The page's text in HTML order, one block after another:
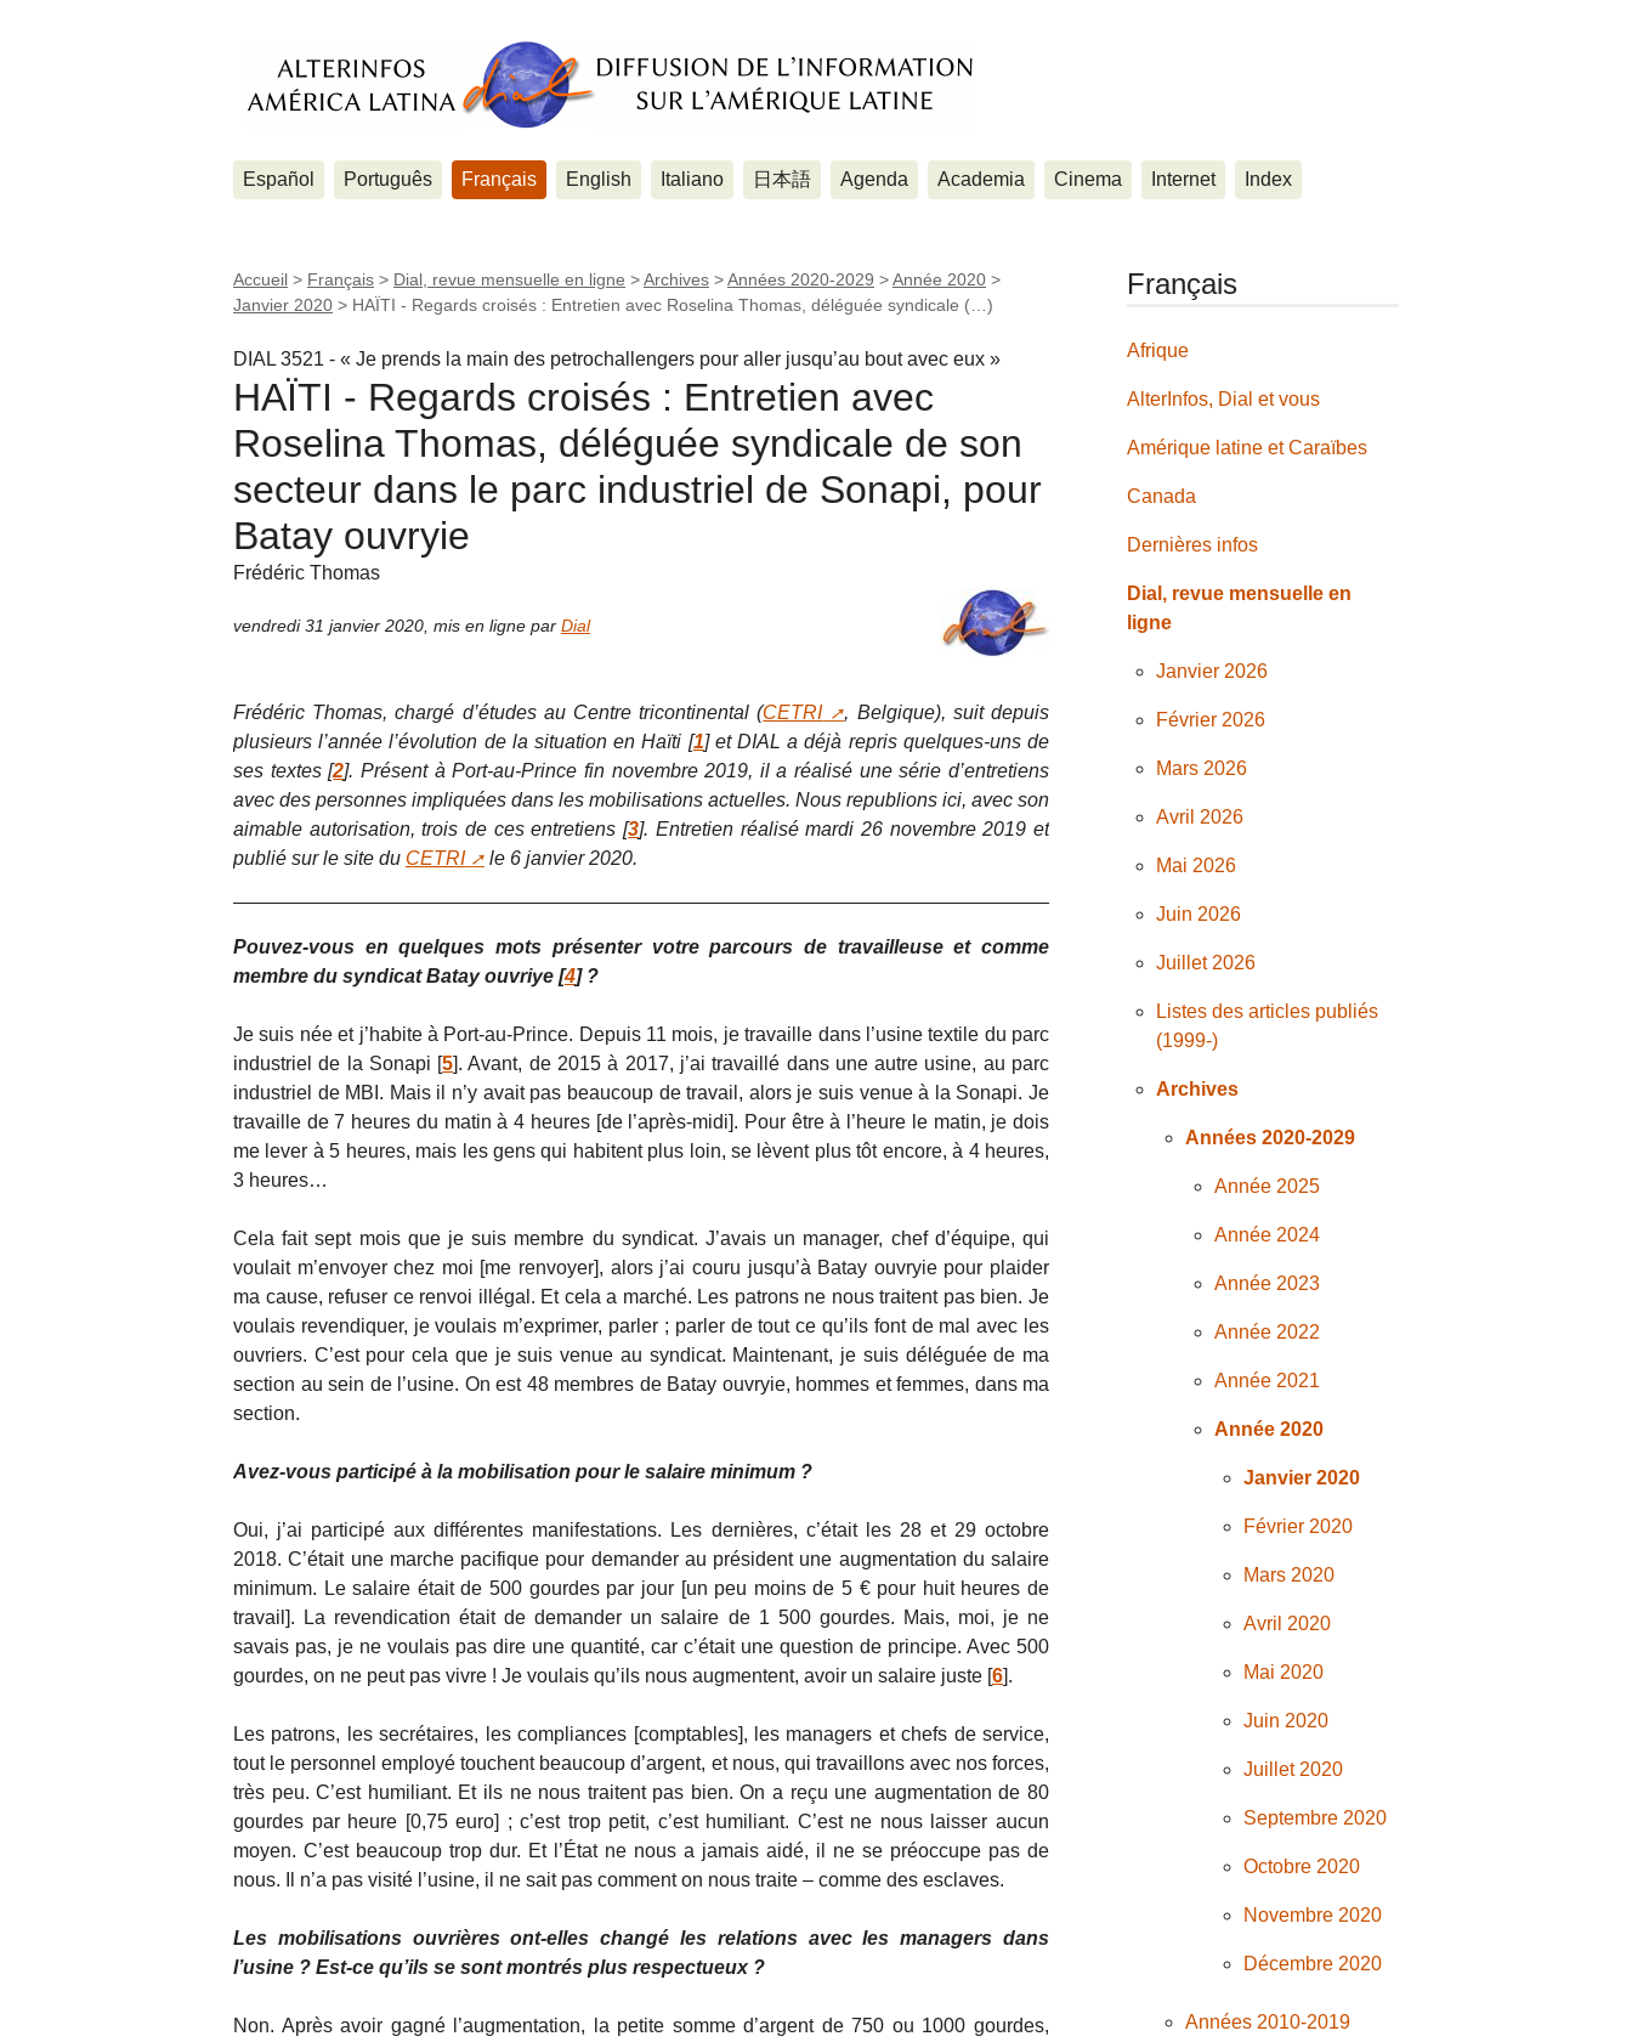
Español Português Français English Italiano 日本語 Agenda Academia Cinema Internet Index
Accueil > Français > Dial, revue mensuelle en ligne >Archives >Années 2020-2029 >Année 2020 >
Janvier 2020 > HAÏTI - Regards croisés : Entretien avec Roselina Thomas, déléguée syndicale (…)
DIAL 3521 - « Je prends la main des petrochallengers pour aller jusqu’au bout avec eux »
HAÏTI - Regards croisés : Entretien avec
Roselina Thomas, déléguée syndicale de son
secteur dans le parc industriel de Sonapi, pour
Batay ouvryie
Frédéric Thomas
vendredi 31 janvier 2020 mis en ligne par Dial
Frédéric Thomas, chargé d’études au Centre tricontinental (CETRI
, Belgique), suit depuis
plusieurs l’année l’évolution de la situation en Haïti [1]et DIAL a déjà repris quelques-uns de
ses textes[2]. Présent à Port-au-Prince fin novembre 2019, il a réalisé une série d’entretiens
avec des personnes impliquées dans les mobilisations actuelles. Nous republions ici, avec son
aimable autorisation, trois de ces entretiens [3]. Entretien réalisé mardi 26 novembre 2019 et
publié sur le site du CETRI le 6 janvier 2020.
Pouvez-vous en quelques mots présenter votre parcours de travailleuse et comme
membre du syndicat Batay ouvriye [4]?
Je suis née et j’habite à Port-au-Prince. Depuis 11 mois, je travaille dans l’usine textile du parc
industriel de la Sonapi [5]. Avant, de 2015 à 2017, j’ai travaillé dans une autre usine, au parc
industriel de MBI. Mais il n’y avait pas beaucoup de travail, alors je suis venue à la Sonapi. Je
travaille de 7 heures du matin à 4 heures [de l’après-midi]. Pour être à l’heure le matin, je dois
me lever à 5 heures, mais les gens qui habitent plus loin, se lèvent plus tôt encore, à 4 heures,
3 heures…
Cela fait sept mois que je suis membre du syndicat. J’avais un manager, chef d’équipe, qui
voulait m’envoyer chez moi [me renvoyer], alors j’ai couru jusqu’à Batay ouvryie pour plaider
ma cause, refuser ce renvoi illégal. Et cela a marché. Les patrons ne nous traitent pas bien. Je
voulais revendiquer, je voulais m’exprimer, parler ; parler de tout ce qu’ils font de mal avec les
ouvriers. C’est pour cela que je suis venue au syndicat. Maintenant, je suis déléguée de ma
section au sein de l’usine. On est 48 membres de Batay ouvryie, hommes et femmes, dans ma
section.
Avez-vous participé à la mobilisation pour le salaire minimum ?
Oui, j’ai participé aux différentes manifestations. Les dernières, c’était les 28 et 29 octobre
2018. C’était une marche pacifique pour demander au président une augmentation du salaire
minimum. Le salaire était de 500 gourdes par jour [un peu moins de 5 € pour huit heures de
travail]. La revendication était de demander un salaire de 1 500 gourdes. Mais, moi, je ne
savais pas, je ne voulais pas dire une quantité, car c’était une question de principe. Avec 500
gourdes, on ne peut pas vivre ! Je voulais qu’ils nous augmentent, avoir un salaire juste [6].
Les patrons, les secrétaires, les compliances [comptables], les managers et chefs de service,
tout le personnel employé touchent beaucoup d’argent, et nous, qui travaillons avec nos forces,
très peu. C’est humiliant. Et ils ne nous traitent pas bien. On a reçu une augmentation de 80
gourdes par heure [0,75 euro] ; c’est trop petit, c’est humiliant. C’est ne nous laisser aucun
moyen. C’est beaucoup trop dur. Et l’État ne nous a jamais aidé, il ne se préoccupe pas de
nous. Il n’a pas visité l’usine, il ne sait pas comment on nous traite – comme des esclaves.
Les mobilisations ouvrières ont-elles changé les relations avec les managers dans
l’usine ? Est-ce qu’ils se sont montrés plus respectueux ?
Non. Après avoir gagné l’augmentation, la petite somme d’argent de 750 ou 1000 gourdes,
Français
Afrique
AlterInfos, Dial et vous
Amérique latine et Caraïbes
Canada
Dernières infos
Dial, revue mensuelle en
ligne
Janvier 2026
Février 2026
Mars 2026
Avril 2026
Mai 2026
Juin 2026
Juillet 2026
Listes des articles publiés
(1999-)
Archives
Années 2020-2029
Année 2025
Année 2024
Année 2023
Année 2022
Année 2021
Année 2020
Janvier 2020
Février 2020
Mars 2020
Avril 2020
Mai 2020
Juin 2020
Juillet 2020
Septembre 2020
Octobre 2020
Novembre 2020
Décembre 2020
Années 2010-2019